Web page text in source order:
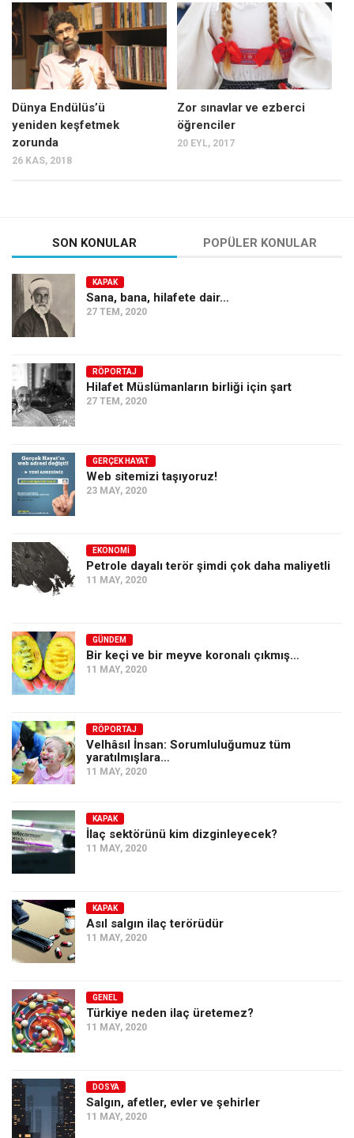
Mehmet Ali Tekin
Abir E. Nahas
Amina S. Jenenkovic
Bağdagül Öz
Esra Elönü
» Yazar arşivi
Kategoriler
Kitap
Karisi kitap sualleri
Ekonomi
Spor
Manzara
Sağlık
Gıda-Beslenme
Hayat
Siyaset
Dünya
Asya
Afrika
Avustralya
Tarih
Dosyalar
Dünya Endülüs’ü
yeniden keşfetmek
zorunda
26 KAS, 2018
Zor sınavlar ve ezberci
öğrenciler
20 EYL, 2017
SON KONULAR POPÜLER KONULAR
KAPAK
Sana, bana, hilafete dair…
27 TEM, 2020
RÖPORTAJ
Hilafet Müslümanların birliği için şart
27 TEM, 2020
GERÇEK HAYAT
Web sitemizi taşıyoruz!
23 MAY, 2020
EKONOMI
Petrole dayalı terör şimdi çok daha maliyetli
11 MAY, 2020
GÜNDEM
Bir keçi ve bir meyve koronalı çıkmış…
11 MAY, 2020
RÖPORTAJ
Velhâsıl İnsan: Sorumluluğumuz tüm
yaratılmışlara…
11 MAY, 2020
KAPAK
İlaç sektörünü kim dizginleyecek?
11 MAY, 2020
KAPAK
Asıl salgın ilaç terörüdür
11 MAY, 2020
GENEL
Türkiye neden ilaç üretemez?
11 MAY, 2020
DOSYA
Salgın, afetler, evler ve şehirler
11 MAY, 2020